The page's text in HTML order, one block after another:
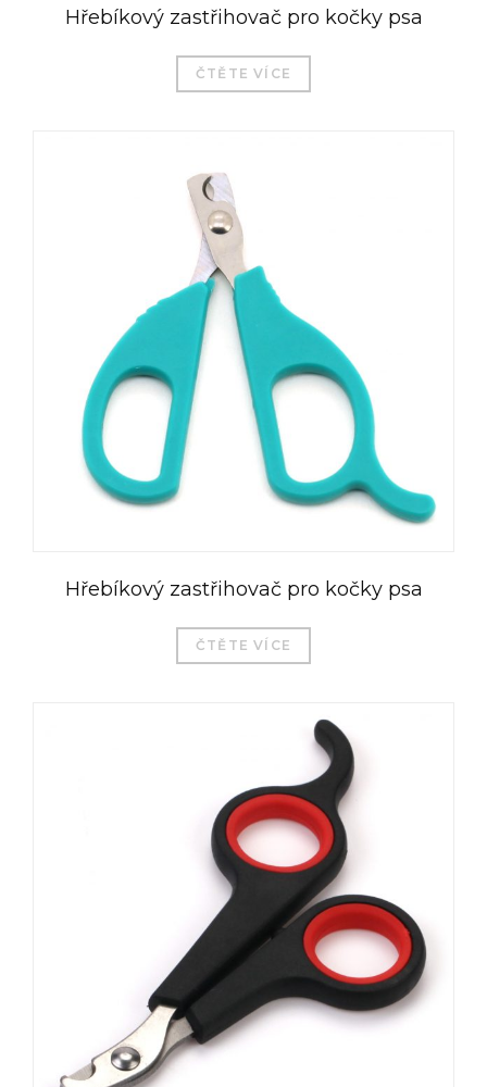
Hřebíkový zastřihovač pro kočky psa
ČTĚTE VÍCE
Hřebíkový zastřihovač pro kočky psa
ČTĚTE VÍCE